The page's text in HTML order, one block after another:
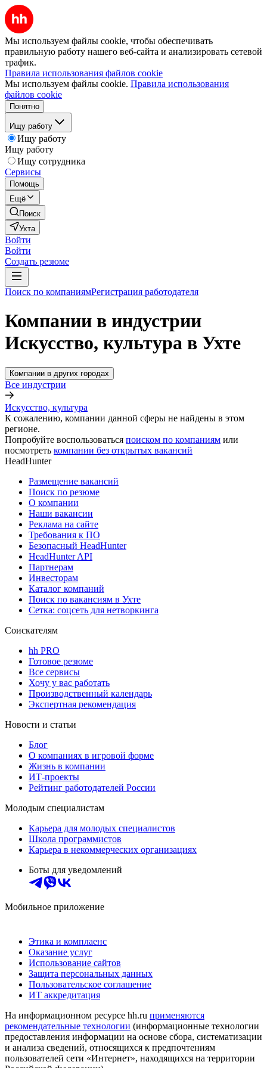
Мы используем файлы cookie, чтобы обеспечивать
правильную работу нашего веб-сайта и анализировать сетевой
трафик.
Правила использования файлов cookie
Мы используем файлы cookie. Правила использования
файлов cookie
Понятно
Ищу работу
Ищу работу
Ищу работу
Ищу сотрудника
Сервисы
Помощь
Ещё
Поиск
Ухта
Войти
Войти
Создать резюме
Поиск по компаниямРегистрация работодателя
Компании в индустрии
Искусство, культура в Ухте
Компании в других городах
Все индустрии
Искусство, культура
К сожалению, компании данной сферы не найдены в этом
регионе.
Попробуйте воспользоваться поиском по компаниям или
посмотреть компании без открытых вакансий
HeadHunter
Размещение вакансий
Поиск по резюме
О компании
Наши вакансии
Реклама на сайте
Требования к ПО
Безопасный HeadHunter
HeadHunter API
Партнерам
Инвесторам
Каталог компаний
Поиск по вакансиям в Ухте
Сетка: соцсеть для нетворкинга
Соискателям
hh PRO
Готовое резюме
Все сервисы
Хочу у вас работать
Производственный календарь
Экспертная рекомендация
Новости и статьи
Блог
О компаниях в игровой форме
Жизнь в компании
ИТ-проекты
Рейтинг работодателей России
Молодым специалистам
Карьера для молодых специалистов
Школа программистов
Карьера в некоммерческих организациях
Боты для уведомлений
Мобильное приложение
Этика и комплаенс
Оказание услуг
Использование сайтов
Защита персональных данных
Пользовательское соглашение
ИТ аккредитация
На информационном ресурсе hh.ru применяются
рекомендательные технологии (информационные технологии
предоставления информации на основе сбора, систематизации
и анализа сведений, относящихся к предпочтениям
пользователей сети «Интернет», находящихся на территории